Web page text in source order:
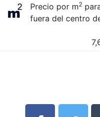
Precio por m2
fuera del centro